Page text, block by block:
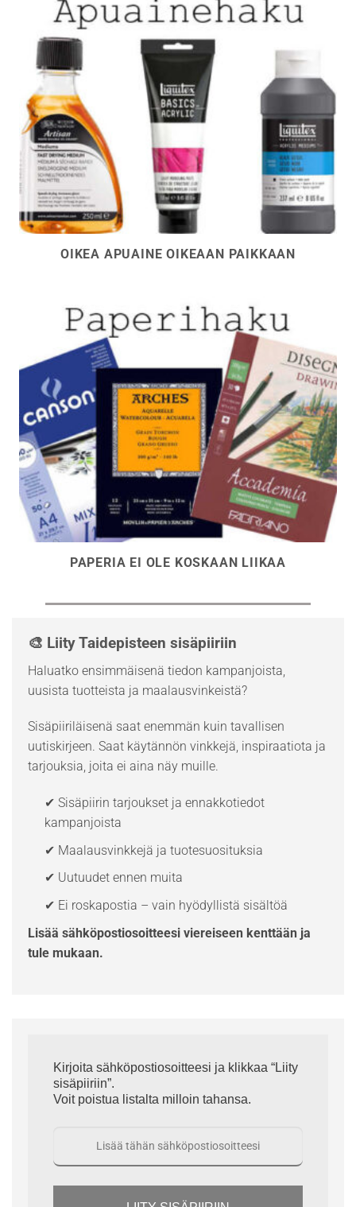
OIKEA APUAINE OIKEAAN PAIKKAAN
PAPERIA EI OLE KOSKAAN LIIKAA
🎨 Liity Taidepisteen sisäpiiriin
Haluatko ensimmäisenä tiedon kampanjoista,
uusista tuotteista ja maalausvinkeistä?
Sisäpiiriläisenä saat enemmän kuin tavallisen
uutiskirjeen. Saat käytännön vinkkejä, inspiraatiota ja
tarjouksia, joita ei aina näy muille.
✔ Sisäpiirin tarjoukset ja ennakkotiedot
kampanjoista
✔ Maalausvinkkejä ja tuotesuosituksia
✔ Uutuudet ennen muita
✔ Ei roskapostia – vain hyödyllistä sisältöä
Lisää sähköpostiosoitteesi viereiseen kenttään ja
tule mukaan.
Kirjoita sähköpostiosoitteesi ja klikkaa “Liity
sisäpiiriin”.
Voit poistua listalta milloin tahansa.